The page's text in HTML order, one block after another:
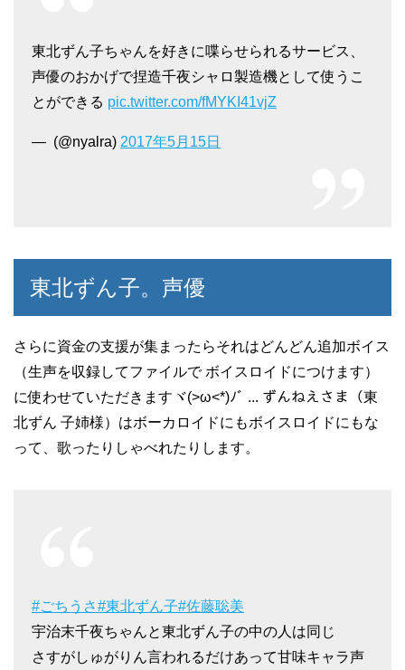
東北ずん子ちゃんを好きに喋らせられるサービス、
声優のおかげで捏造千夜シャロ製造機として使うこ
とができる pic.twitter.com/fMYKI41vjZ
— ㅤ (@nyalra) 2017年5月15日
東北ずん子。声優
さらに資金の支援が集まったらそれはどんどん追加ボイス
（生声を収録してファイルで ボイスロイドにつけます）
に使わせていただきますヾ(>ω<*)ﾉﾞ ... ずんねえさま（東
北ずん 子姉様）はボーカロイドにもボイスロイドにもな
って、歌ったりしゃべれたりします。
#ごちうさ#東北ずん子#佐藤聡美
宇治末千夜ちゃんと東北ずん子の中の人は同じ
さすがしゅがりん言われるだけあって甘味キャラ声